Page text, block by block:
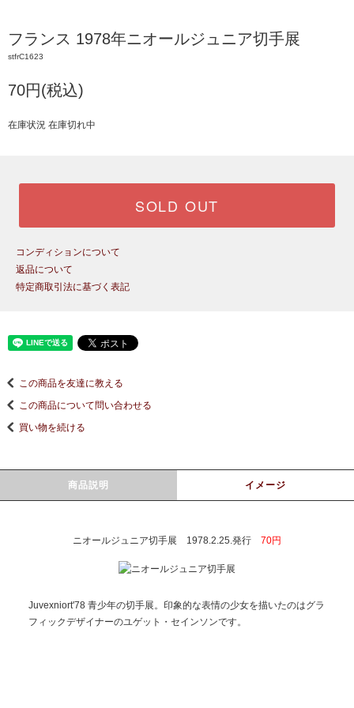
フランス 1978年ニオールジュニア切手展
stfrC1623
70円(税込)
在庫状況 在庫切れ中
SOLD OUT
コンディションについて
返品について
特定商取引法に基づく表記
この商品を友達に教える
この商品について問い合わせる
買い物を続ける
商品説明 イメージ
ニオールジュニア切手展 1978.2.25.発行 70円
Juvexniort'78 青少年の切手展。印象的な表情の少女を描いたのはグラ
フィックデザイナーのユゲット・セインソンです。